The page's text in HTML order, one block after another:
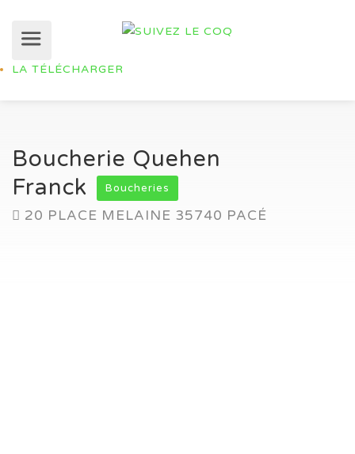
LA TÉLÉCHARGER
Boucherie Quehen
Franck
Boucheries
20 PLACE MELAINE 35740 PACÉ